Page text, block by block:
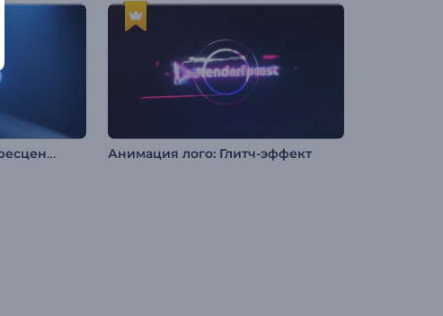
Анимация лого: Флуоресценция Анимация лого: Глитч-эффект